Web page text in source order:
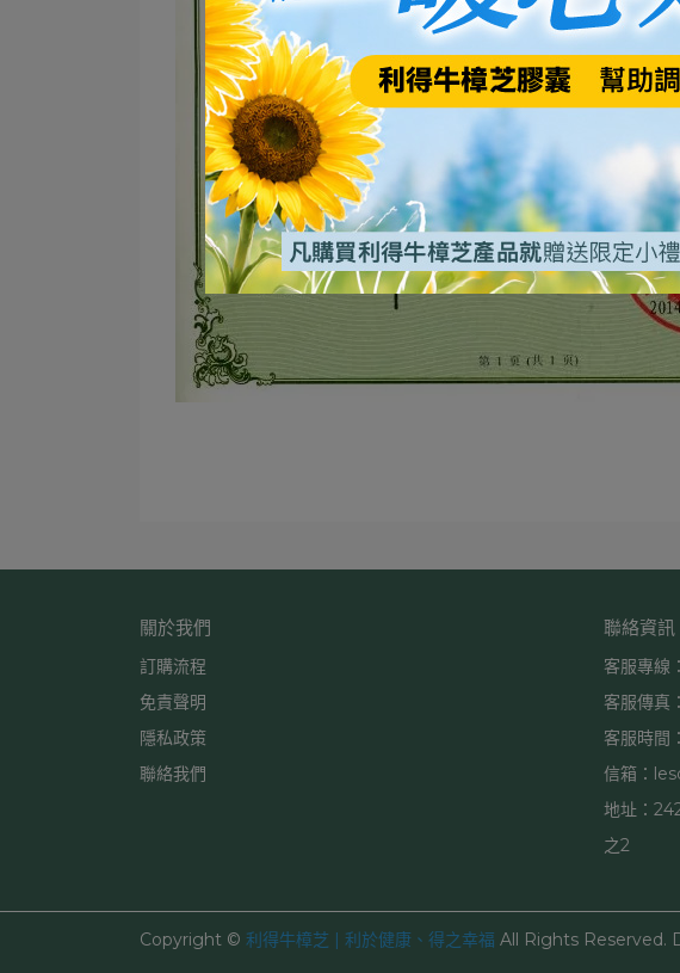
關於我們
訂購流程
免責聲明
隱私政策
聯絡我們
聯絡資訊
客服專線
客服傳真
客服時間
信箱：
地址：
之2
Copyright © 利得牛樟芝 | 利於健康、得之幸福 All Rights Reserved.